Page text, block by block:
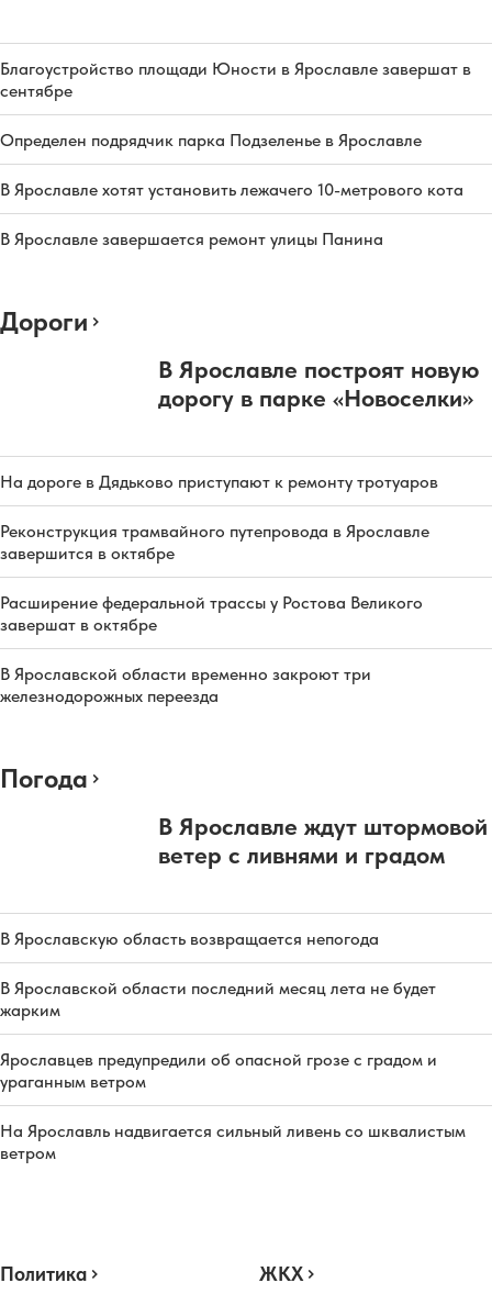
Благоустройство площади Юности в Ярославле завершат в
сентябре
Определен подрядчик парка Подзеленье в Ярославле
В Ярославле хотят установить лежачего 10-метрового кота
В Ярославле завершается ремонт улицы Панина
Дороги
В Ярославле построят новую
дорогу в парке «Новоселки»
На дороге в Дядьково приступают к ремонту тротуаров
Реконструкция трамвайного путепровода в Ярославле
завершится в октябре
Расширение федеральной трассы у Ростова Великого
завершат в октябре
В Ярославской области временно закроют три
железнодорожных переезда
Погода
В Ярославле ждут штормовой
ветер с ливнями и градом
В Ярославскую область возвращается непогода
В Ярославской области последний месяц лета не будет
жарким
Ярославцев предупредили об опасной грозе с градом и
ураганным ветром
На Ярославль надвигается сильный ливень со шквалистым
ветром
Политика ЖКХ